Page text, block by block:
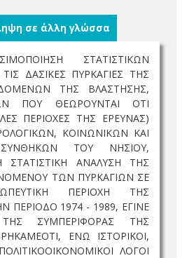
σε άλλη γλώσσα
ΣΤΑΤΙΣΤΙΚΩΝ
ΔΑΣΙΚΕΣ ΠΥΡΚΑΓΙΕΣ ΤΗΣ
ΤΗΣ ΒΛΑΣΤΗΣΗΣ,
ΠΟΥ ΘΕΩΡΟΥΝΤΑΙ ΟΤΙ
ΠΕΡΙΟΧΕΣ ΤΗΣ ΕΡΕΥΝΑΣ)
ΚΟΙΝΩΝΙΚΩΝ ΚΑΙ
ΤΟΥ ΝΗΣΙΟΥ,
ΑΝΑΛΥΣΗ ΤΗΣ
ΤΩΝ ΠΥΡΚΑΓΙΩΝ ΣΕ
ΠΕΡΙΟΧΗ ΤΗΣ
ΠΕΡΙΟΔΟ 1974 - 1989, ΕΓΙΝΕ
ΣΥΜΠΕΡΙΦΟΡΑΣ ΤΗΣ
ΕΝΩ ΙΣΤΟΡΙΚΟΙ,
ΛΟΓΟΙ